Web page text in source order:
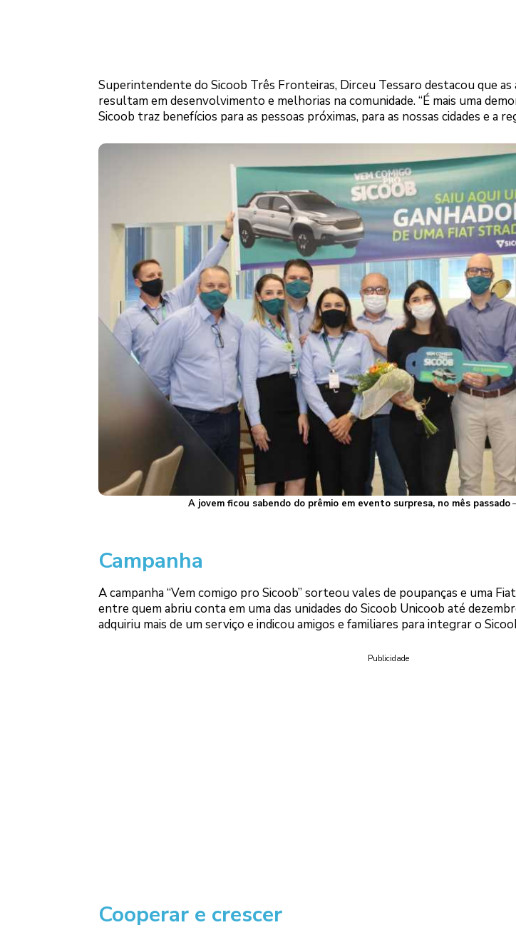
Superintendente do Sicoob Três Fronteiras, Dirceu Tessaro destacou que as
resultam em desenvolvimento e melhorias na comunidade. “É mais uma
Sicoob traz benefícios para as pessoas próximas, para as nossas cidades e a
A jovem ficou sabendo do prêmio em evento surpresa, no mês passado
Campanha
A campanha “Vem comigo pro Sicoob” sorteou vales de poupanças e uma
entre quem abriu conta em uma das unidades do Sicoob Unicoob até
adquiriu mais de um serviço e indicou amigos e familiares para integrar o
Publicidade
Cooperar e crescer